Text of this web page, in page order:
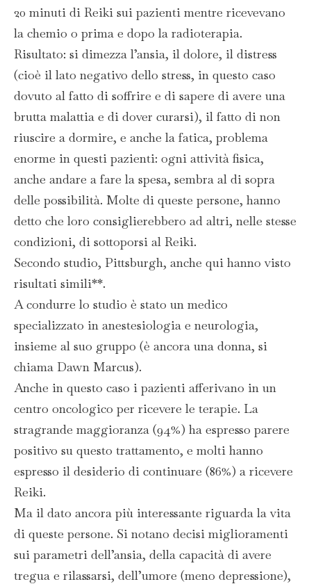
20 minuti di Reiki sui pazienti mentre ricevevano
la chemio o prima e dopo la radioterapia.
Risultato: si dimezza l’ansia, il dolore, il distress
(cioè il lato negativo dello stress, in questo caso
dovuto al fatto di soffrire e di sapere di avere una
brutta malattia e di dover curarsi), il fatto di non
riuscire a dormire, e anche la fatica, problema
enorme in questi pazienti: ogni attività fisica,
anche andare a fare la spesa, sembra al di sopra
delle possibilità. Molte di queste persone, hanno
detto che loro consiglierebbero ad altri, nelle stesse
condizioni, di sottoporsi al Reiki.
Secondo studio, Pittsburgh, anche qui hanno visto
risultati simili**.
A condurre lo studio è stato un medico
specializzato in anestesiologia e neurologia,
insieme al suo gruppo (è ancora una donna, si
chiama Dawn Marcus).
Anche in questo caso i pazienti afferivano in un
centro oncologico per ricevere le terapie. La
stragrande maggioranza (94%) ha espresso parere
positivo su questo trattamento, e molti hanno
espresso il desiderio di continuare (86%) a ricevere
Reiki.
Ma il dato ancora più interessante riguarda la vita
di queste persone. Si notano decisi miglioramenti
sui parametri dell’ansia, della capacità di avere
tregua e rilassarsi, dell’umore (meno depressione),